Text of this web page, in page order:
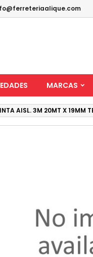
MARCAS
AISL. 3M 20MT X 19MM